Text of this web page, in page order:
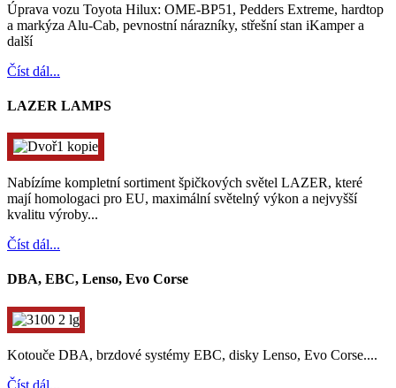
Úprava vozu Toyota Hilux: OME-BP51, Pedders Extreme, hardtop
a markýza Alu-Cab, pevnostní nárazníky, střešní stan iKamper a
další
Číst dál...
LAZER LAMPS
Nabízíme kompletní sortiment špičkových světel LAZER, které
mají homologaci pro EU, maximální světelný výkon a nejvyšší
kvalitu výroby...
Číst dál...
DBA, EBC, Lenso, Evo Corse
Kotouče DBA, brzdové systémy EBC, disky Lenso, Evo Corse....
Číst dál...